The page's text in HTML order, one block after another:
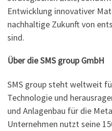
Entwicklung innovativer
nachhaltige Zukunft von
sind.
Über die SMS group GmbH
SMS group steht weltweit
Technologie und
und Anlagenbau für die
Unternehmen nutzt seine